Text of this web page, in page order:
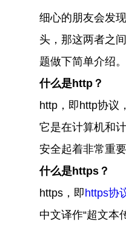
细心的朋友会发
头，那这两者之
题做下简单介绍。
什么是http ？
http ，即 http协议
它是在计算机和
安全起着非常重要
什么是https ？
https ，即 https协
中文译作“超文本